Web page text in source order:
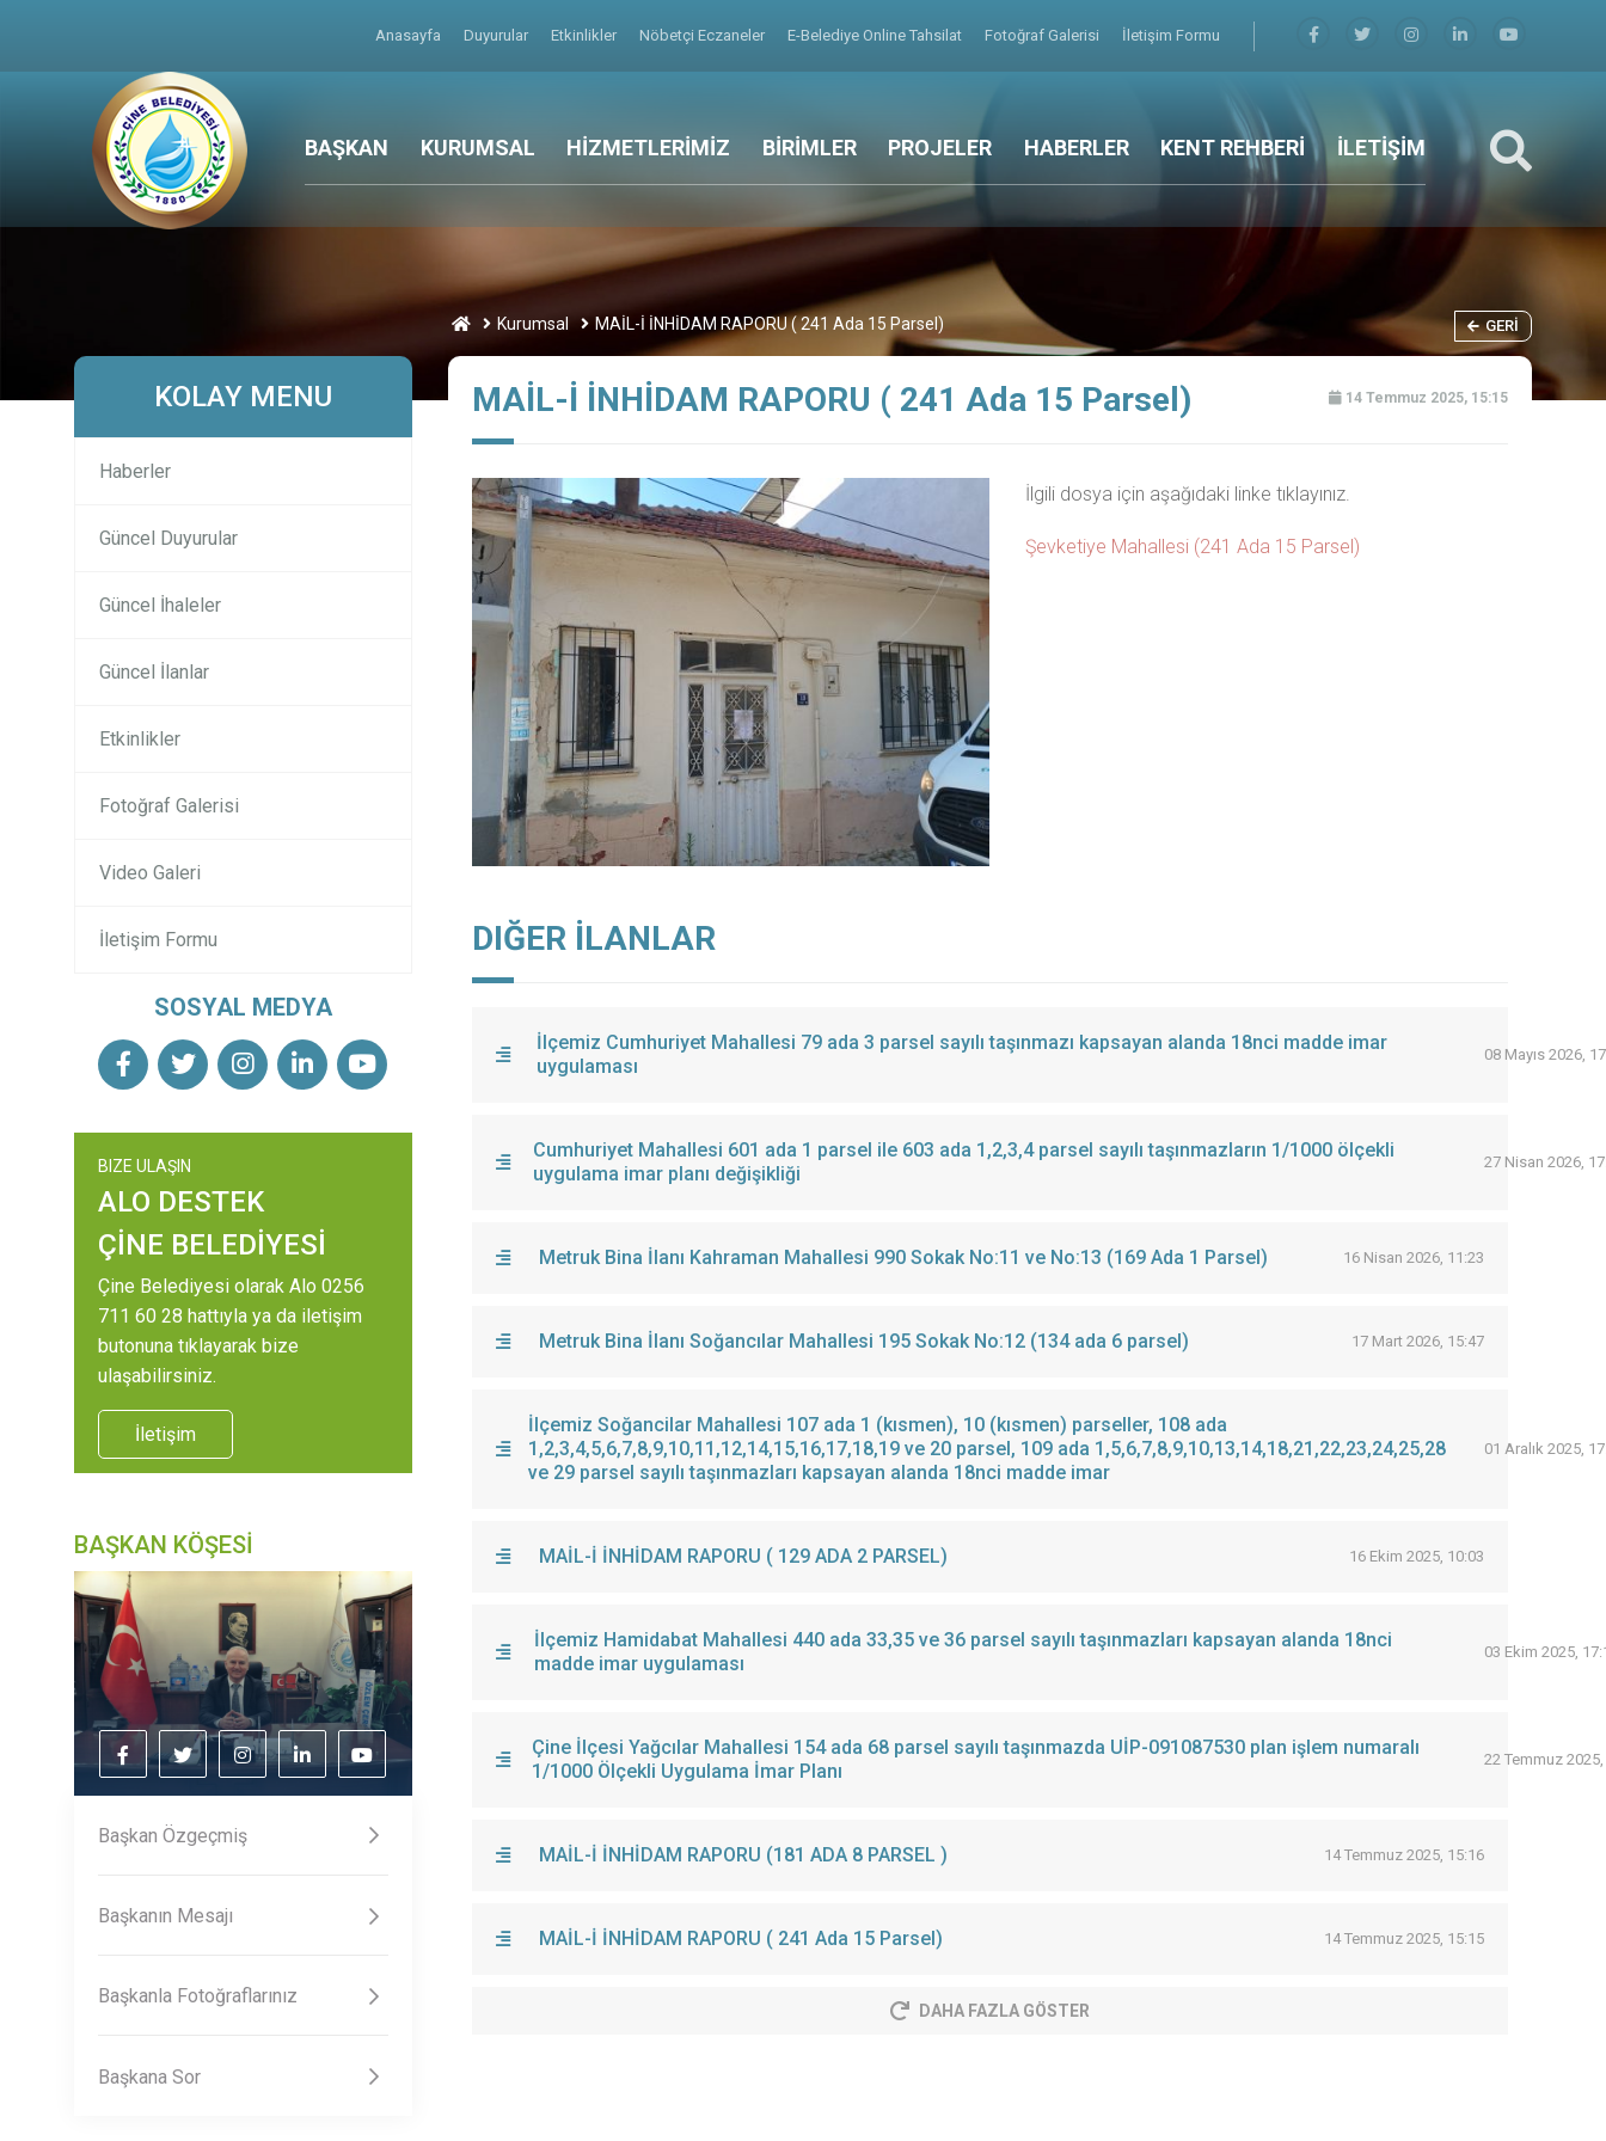
Anasayfa Duyurular Etkinlikler Nöbetçi Eczaneler E-Belediye Online Tahsilat Fotoğraf Galerisi İletişim Formu
BAŞKAN KURUMSAL HİZMETLERİMİZ BİRİMLER PROJELER HABERLER KENT REHBERİ İLETİŞİM
Kurumsal MAİL-İ İNHİDAM RAPORU ( 241 Ada 15 Parsel) GERI
KOLAY MENU
Haberler
Güncel Duyurular
Güncel İhaleler
Güncel İlanlar
Etkinlikler
Fotoğraf Galerisi
Video Galeri
İletişim Formu
SOSYAL MEDYA
BIZE ULAŞIN
ALO DESTEK
ÇİNE BELEDİYESİ
Çine Belediyesi olarak Alo 0256
711 60 28 hattıyla ya da iletişim
butonuna tıklayarak bize
ulaşabilirsiniz.
İletişim
BAŞKAN KÖŞESİ
Başkan Özgeçmiş
Başkanın Mesajı
Başkanla Fotoğraflarınız
Başkana Sor
MAİL-İ İNHİDAM RAPORU ( 241 Ada 15 Parsel) 14 Temmuz 2025, 15:15
İlgili dosya için aşağıdaki linke tıklayınız.
Şevketiye Mahallesi (241 Ada 15 Parsel)
DIĞER İLANLAR
İlçemiz Cumhuriyet Mahallesi 79 ada 3 parsel sayılı taşınmazı kapsayan alanda 18nci madde imar
uygulaması
08 Mayıs 2026,
Cumhuriyet Mahallesi 601 ada 1 parsel ile 603 ada 1,2,3,4 parsel sayılı taşınmazların 1/1000 ölçekli
uygulama imar planı değişikliği
27 Nisan 2026,
Metruk Bina İlanı Kahraman Mahallesi 990 Sokak No:11 ve No:13 (169 Ada 1 Parsel) 16 Nisan 2026, 11:23
Metruk Bina İlanı Soğancılar Mahallesi 195 Sokak No:12 (134 ada 6 parsel) 17 Mart 2026, 15:47
İlçemiz Soğancilar Mahallesi 107 ada 1 (kısmen), 10 (kısmen) parseller, 108 ada
1,2,3,4,5,6,7,8,9,10,11,12,14,15,16,17,18,19 ve 20 parsel, 109 ada 1,5,6,7,8,9,10,13,14,18,21,22,23,24,25,28
ve 29 parsel sayılı taşınmazları kapsayan alanda 18nci madde imar
01 Aralık 2025,
MAİL-İ İNHİDAM RAPORU ( 129 ADA 2 PARSEL) 16 Ekim 2025, 10:03
İlçemiz Hamidabat Mahallesi 440 ada 33,35 ve 36 parsel sayılı taşınmazları kapsayan alanda 18nci
madde imar uygulaması
03 Ekim 2025,
Çine İlçesi Yağcılar Mahallesi 154 ada 68 parsel sayılı taşınmazda UİP-091087530 plan işlem numaralı
1/1000 Ölçekli Uygulama İmar Planı
22 Temmuz
MAİL-İ İNHİDAM RAPORU (181 ADA 8 PARSEL ) 14 Temmuz 2025, 15:16
MAİL-İ İNHİDAM RAPORU ( 241 Ada 15 Parsel) 14 Temmuz 2025, 15:15
DAHA FAZLA GÖSTER